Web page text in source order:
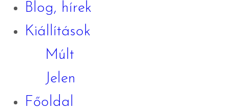
Blog, hírek
Kiállítások
Múlt
Jelen
Főoldal